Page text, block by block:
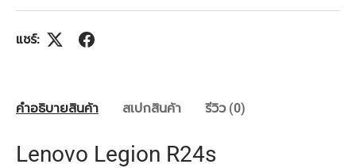
แชร์:
คำอธิบายสินค้า สเปกสินค้า รีวิว (0)
Lenovo Legion R24s